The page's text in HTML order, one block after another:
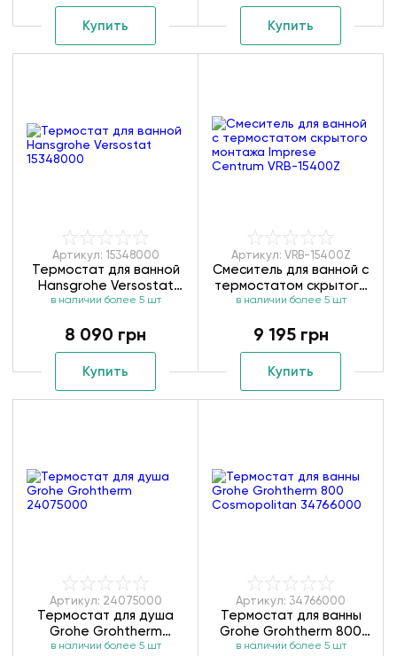
Купить Купить
Артикул: 15348000
Термостат для ванной
Hansgrohe Versostat
15348000
в наличии более 5 шт
8 090 грн
Купить
Артикул: VRB-15400Z
Смеситель для ванной с
термостатом скрытого
монтажа Imprese
в наличии более 5 шт
9 195 грн
Купить
Артикул: 24075000
Термостат для душа
Grohe Grohtherm
24075000
в наличии более 5 шт
Артикул: 34766000
Термостат для ванны
Grohe Grohtherm 800
Cosmopolitan 34766000
в наличии более 5 шт